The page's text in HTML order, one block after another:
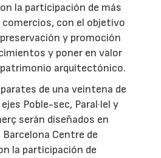
la participación de más
comercios, con el objetivo
y promoción
y poner en valor
arquitectónico.
de una veintena de
Poble-sec, Paral·lel y
serán diseñados en
Centre de
la participación de